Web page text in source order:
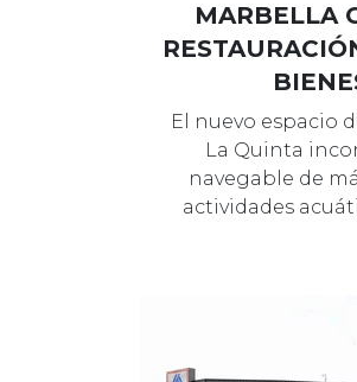
MARBELLA
El nuevo espacio
La Quinta
navegable de
actividades